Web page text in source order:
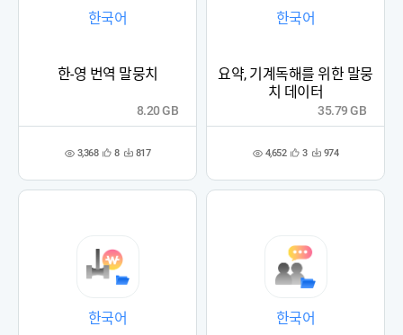
한국어
한-영 번역 말뭉치
조 3,368 관
록
8 다 817
8.20 GB
한국어
요약, 기계독해를 위한 말뭉
치 데이터
조 4,652 관
록
3 다 974
35.79 GB
한국어 한국어